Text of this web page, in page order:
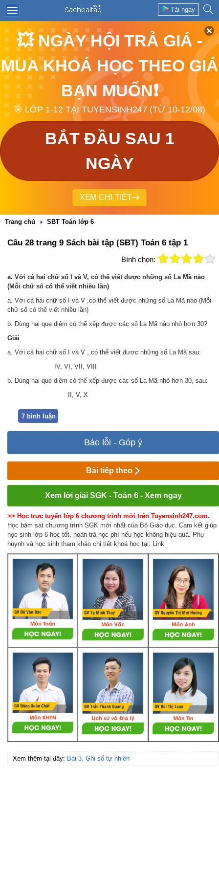
Tải ngay
💥 NGÀY HỘI TRẢ GIÁ -
MUA KHOÁ HỌC THEO GIÁ
BẠN MUỐN❗
🎯 LỚP 1-12 TẠI TUYENSINH247 (TỪ 10-12/08)
BẮT ĐẦU SAU 1
NGÀY
XEM CHI TIẾT
Trang chủ SBT Toán lớp 6
Câu 28 trang 9 Sách bài tập (SBT) Toán 6 tập 1
Bình chọn:
a. Với cả hai chữ số I và V, có thể viết được những số La Mã nào
(Mỗi chữ số có thể viết nhiều lần)
a. Với cả hai chữ số I và V ,có thể viết được những số La Mã nào (Mỗi
chữ số có thể viết nhiều lần)
b. Dùng hai que diêm có thể xếp được các số La Mã nào nhỏ hơn 30?
Giải
a. Với cả hai chữ số I và V , có thể viết được những số La Mã sau:
IV, VI, VII, VIII
b. Dùng hai que diêm có thể xếp được các số La Mã nhỏ hơn 30, sau:
II, V, X
7 bình luận
Báo lỗi - Góp ý
Bài tiếp theo
Xem lời giải SGK - Toán 6 - Xem ngay
>> Học trực tuyến lớp 6 chương trình mới trên Tuyensinh247.com.
Học bám sát chương trình SGK mới nhất của Bộ Giáo dục. Cam kết giúp
học sinh lớp 6 học tốt, hoàn trả học phí nếu học không hiệu quả. Phụ
huynh và học sinh tham khảo chi tiết khoá học tại: Link
Xem thêm tại đây: Bài 3. Ghi số tự nhiên